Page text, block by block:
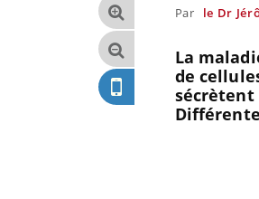
Par le Dr
La
de
sécrètent